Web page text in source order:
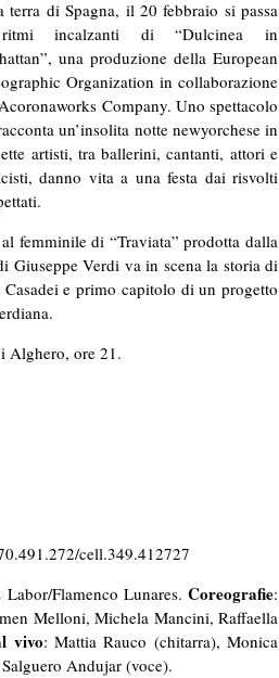
terra di Spagna, il 20 febbraio si passa
incalzanti di “Dulcinea in
una produzione della European
Organization in collaborazione
Company. Uno spettacolo
un’insolita notte newyorchese in
artisti, tra ballerini, cantanti, attori e
danno vita a una festa dai risvolti
femminile di “Traviata” prodotta dalla
Giuseppe Verdi va in scena la storia di
e primo capitolo di un progetto
Alghero, ore 21.
cell.349.412727
Flamenco Lunares.Coreografie:
Melloni, Michela Mancini, Raffaella
vivo: Mattia Rauco (chitarra), Monica
Andujar (voce).